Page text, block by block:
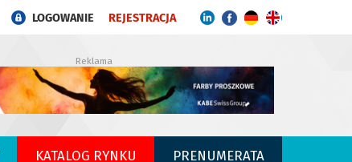
LOGOWANIE REJESTRACJA
Reklama
KATALOG RYNKU PRENUMERATA